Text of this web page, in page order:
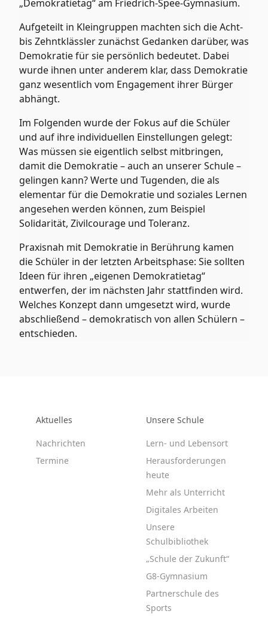
„Demokratietag“ am Friedrich-Spee-Gymnasium.
Aufgeteilt in Kleingruppen machten sich die Acht-
bis Zehntklässler zunächst Gedanken darüber, was
Demokratie für sie persönlich bedeutet. Dabei
wurde ihnen unter anderem klar, dass Demokratie
ganz wesentlich vom Engagement ihrer Bürger
abhängt.
Im Folgenden wurde der Fokus auf die Schüler
und auf ihre individuellen Einstellungen gelegt:
Was müssen sie eigentlich selbst mitbringen,
damit die Demokratie – auch an unserer Schule –
gelingen kann? Werte und Tugenden, die als
elementar für die Demokratie und soziales Lernen
angesehen werden können, zum Beispiel
Solidarität, Zivilcourage und Toleranz.
Praxisnah mit Demokratie in Berührung kamen
die Schüler in der letzten Arbeitsphase: Sie sollten
Ideen für ihren „eigenen Demokratietag“
entwerfen, der im nächsten Jahr stattfinden wird.
Welches Konzept dann umgesetzt wird, wurde
abschließend – demokratisch von allen Schülern –
entschieden.
Aktuelles
Nachrichten
Termine
Unsere Schule
Lern- und Lebensort
Herausforderungen
heute
Mehr als Unterricht
Digitales Arbeiten
Unsere
Schulbibliothek
„Schule der Zukunft“
G8-Gymnasium
Partnerschule des
Sports